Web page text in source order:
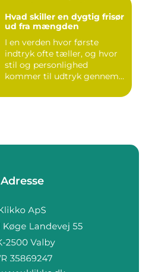
Hvad skiller en dygtig frisør
ud fra mængden
I en verden hvor første
indtryk ofte tæller, og hvor
stil og personlighed
kommer til udtryk gennem
Adresse